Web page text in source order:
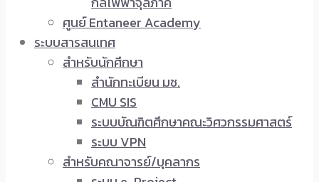
ศูนย์ Entaneer Academy
ระบบสารสนเทศ
สำหรับนักศึกษา
สำนักทะเบียน มช.
CMU SIS
ระบบบัณฑิตศึกษาคณะวิศวกรรมศาสตร์
ระบบ VPN
สำหรับคณาจารย์/บุคลากร